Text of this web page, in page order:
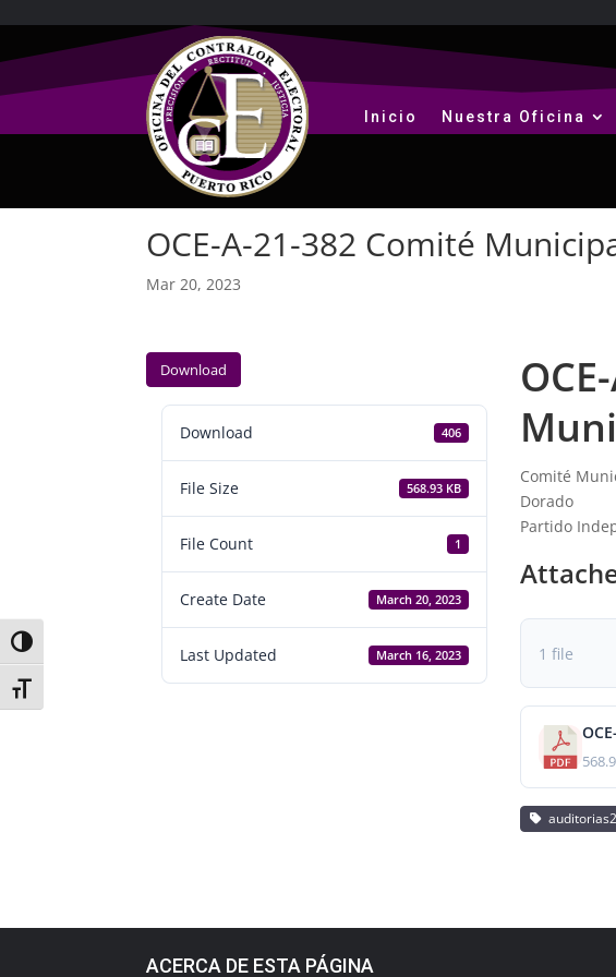
Toggle High Contrast
Toggle Font size
Inicio Nuestra Oficina
OCE-A-21-382 Comité
Mar 20, 2023
Download
Download 406
File Size 568.93 KB
File Count 1
Create Date March 20, 2023
Last Updated March 16, 2023
Comité
Dorado
Partido
1 file
ACERCA DE ESTA PÁGINA